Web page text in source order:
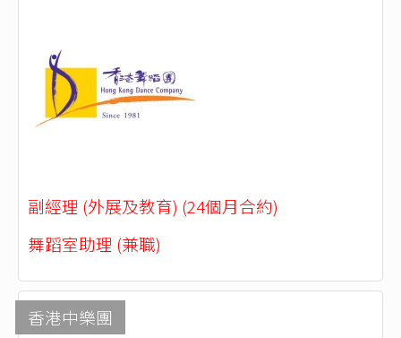
副經理 (外展及教育) (24個月合約)
舞蹈室助理 (兼職)
香港中樂團